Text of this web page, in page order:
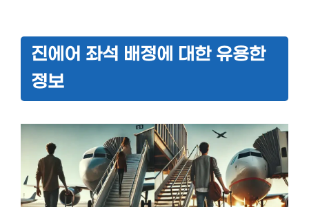
진에어 좌석 배정에 대한 유용한
정보